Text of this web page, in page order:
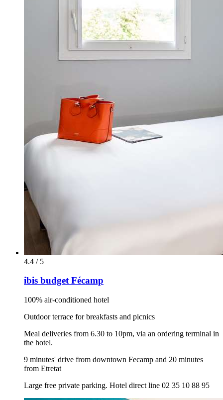
4.4 / 5
ibis budget Fécamp
100% air-conditioned hotel
Outdoor terrace for breakfasts and picnics
Meal deliveries from 6.30 to 10pm, via an ordering terminal in
the hotel.
9 minutes' drive from downtown Fecamp and 20 minutes
from Etretat
Large free private parking. Hotel direct line 02 35 10 88 95